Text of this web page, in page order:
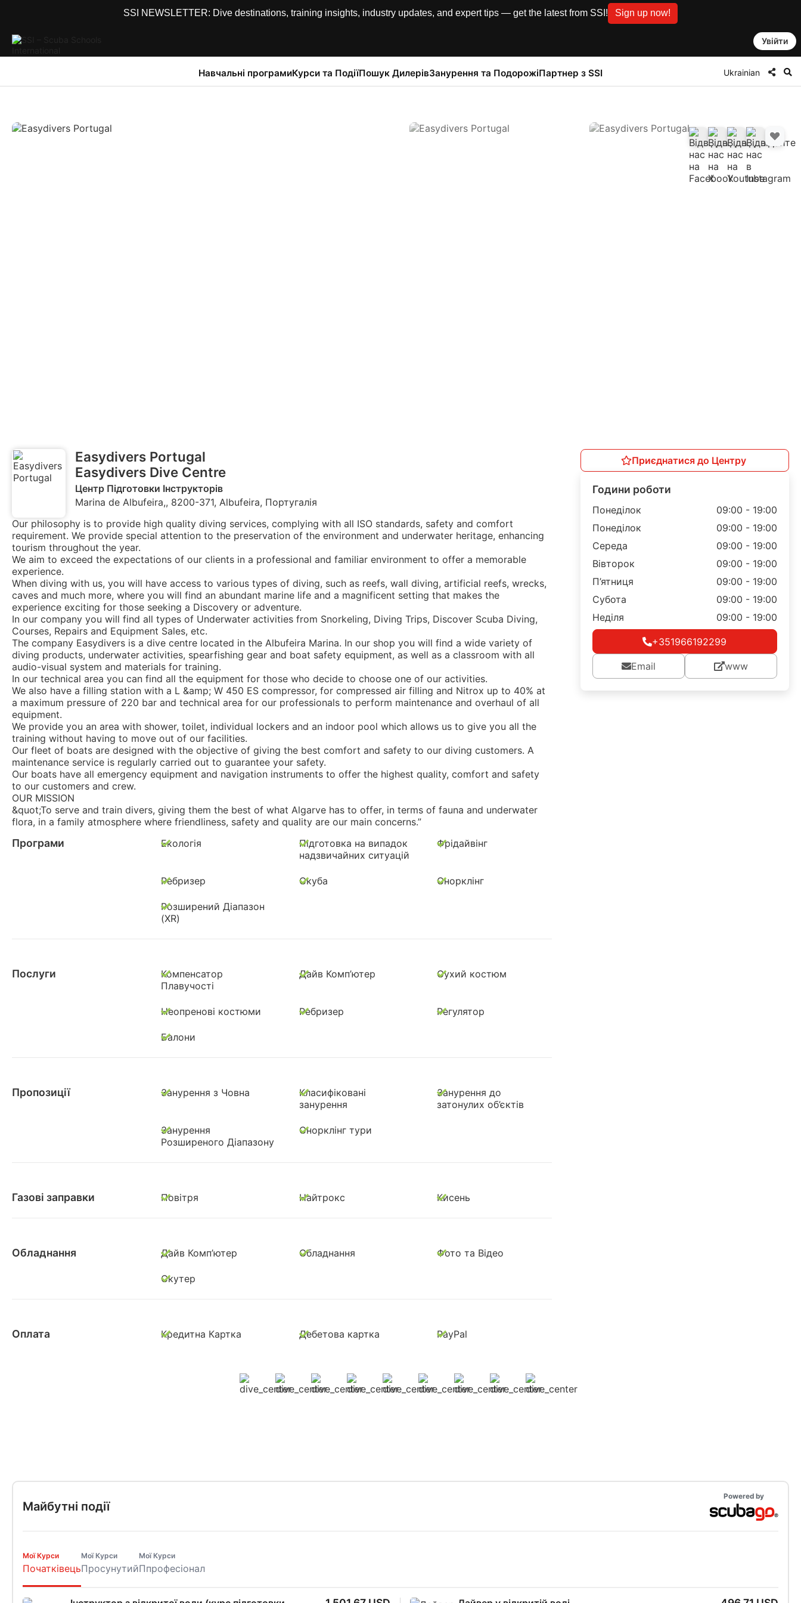
SSI NEWSLETTER: Dive destinations, training insights, industry updates, and expert tips — get the latest from SSI! Sign up now!
Увійти
Навчальні програмиКурси та ПодіїПошук ДилерівЗанурення та ПодорожіПартнер з SSI Ukrainian
Easydivers Portugal
Easydivers Dive Centre
Центр Підготовки Інструкторів
Marina de Albufeira,, 8200-371, Albufeira, Португалія
Our philosophy is to provide high quality diving services, complying with all ISO standards, safety and comfort
requirement. We provide special attention to the preservation of the environment and underwater heritage, enhancing
tourism throughout the year.
We aim to exceed the expectations of our clients in a professional and familiar environment to offer a memorable
experience.
When diving with us, you will have access to various types of diving, such as reefs, wall diving, artificial reefs, wrecks,
caves and much more, where you will find an abundant marine life and a magnificent setting that makes the
experience exciting for those seeking a Discovery or adventure.
In our company you will find all types of Underwater activities from Snorkeling, Diving Trips, Discover Scuba Diving,
Courses, Repairs and Equipment Sales, etc.
The company Easydivers is a dive centre located in the Albufeira Marina. In our shop you will find a wide variety of
diving products, underwater activities, spearfishing gear and boat safety equipment, as well as a classroom with all
audio-visual system and materials for training.
In our technical area you can find all the equipment for those who decide to choose one of our activities.
We also have a filling station with a L &amp; W 450 ES compressor, for compressed air filling and Nitrox up to 40% at
a maximum pressure of 220 bar and technical area for our professionals to perform maintenance and overhaul of all
equipment.
We provide you an area with shower, toilet, individual lockers and an indoor pool which allows us to give you all the
training without having to move out of our facilities.
Our fleet of boats are designed with the objective of giving the best comfort and safety to our diving customers. A
maintenance service is regularly carried out to guarantee your safety.
Our boats have all emergency equipment and navigation instruments to offer the highest quality, comfort and safety
to our customers and crew.
OUR MISSION
&quot;To serve and train divers, giving them the best of what Algarve has to offer, in terms of fauna and underwater
flora, in a family atmosphere where friendliness, safety and quality are our main concerns.”
Програми Екологія
Підготовка на випадок
надзвичайних ситуацій
Фрідайвінг
Ребризер Скуба Снорклінг
Розширений Діапазон
(XR)
Послуги
Компенсатор
Плавучості
Дайв Комп’ютер Сухий костюм
Неопренові костюми Ребризер Регулятор
Балони
Пропозиції Занурення з Човна
Класифіковані
занурення
Занурення до
затонулих об’єктів
Занурення
Розширеного Діапазону
Снорклінг тури
Газові заправки Повітря Найтрокс Кисень
Обладнання Дайв Комп’ютер Обладнання Фото та Відео
Скутер
Оплата Кредитна Картка Дебетова картка PayPal
Приєднатися до Центру
Години роботи
Понеділок
09:00 - 19:00
Понеділок
09:00 - 19:00
Середа
09:00 - 19:00
Вівторок
09:00 - 19:00
П’ятниця
09:00 - 19:00
Субота
09:00 - 19:00
Неділя
09:00 - 19:00
+351966192299
Email www
Майбутні події
Powered by
Мої Курси
Початківець
Мої Курси
Просунутий
Мої Курси
Ппрофесіонал